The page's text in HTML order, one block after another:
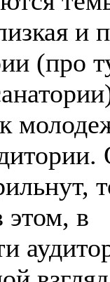
и
(про
в